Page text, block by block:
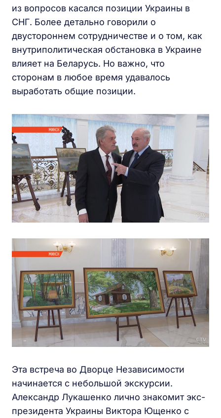
из вопросов касался позиции Украины в
СНГ. Более детально говорили о
двустороннем сотрудничестве и о том, как
внутриполитическая обстановка в Украине
влияет на Беларусь. Но важно, что
сторонам в любое время удавалось
выработать общие позиции.
Эта встреча во Дворце Независимости
начинается с небольшой экскурсии.
Александр Лукашенко лично знакомит экс-
президента Украины Виктора Ющенко с